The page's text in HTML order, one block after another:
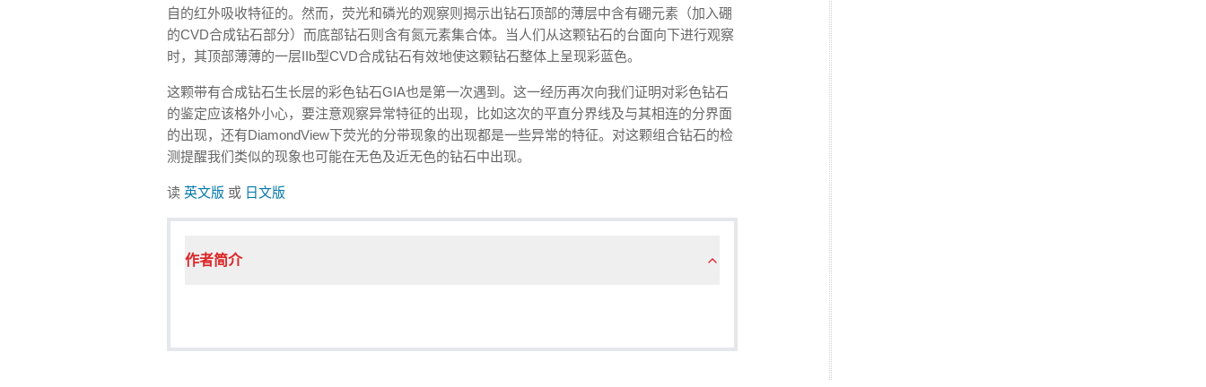
自的红外吸收特征的。然而，荧光和磷光的观察则揭示出钻石顶部的薄层中含有硼元素（加入硼
的CVD合成钻石部分）而底部钻石则含有氮元素集合体。当人们从这颗钻石的台面向下进行观察
时，其顶部薄薄的一层IIb型CVD合成钻石有效地使这颗钻石整体上呈现彩蓝色。
这颗带有合成钻石生长层的彩色钻石GIA也是第一次遇到。这一经历再次向我们证明对彩色钻石
的鉴定应该格外小心，要注意观察异常特征的出现，比如这次的平直分界线及与其相连的分界面
的出现，还有DiamondView下荧光的分带现象的出现都是一些异常的特征。对这颗组合钻石的检
测提醒我们类似的现象也可能在无色及近无色的钻石中出现。
读 英文版 或 日文版
作者简介